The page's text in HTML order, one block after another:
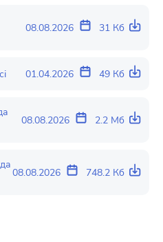
08.08.2026 31 Кб
01.04.2026 49 Кб
08.08.2026 2.2 Мб
08.08.2026 748.2 Кб